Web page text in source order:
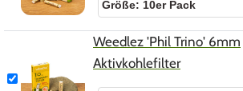
Weedlez 'Phil Trino' 6mm
Aktivkohlefilter